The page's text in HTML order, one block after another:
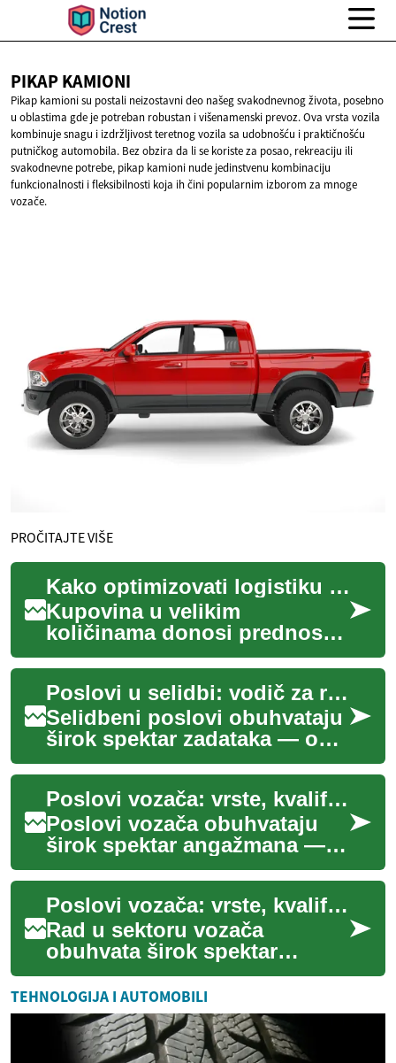
PIKAPKAMIONI
Pikap kamioni su postali neizostavni deo našeg svakodnevnog života, posebno
u oblastima gde je potreban robustan i višenamenski prevoz. Ova vrsta vozila
kombinuje snagu i izdržljivost teretnog vozila sa udobnošću i praktičnošću
putničkog automobila. Bez obzira da li se koriste za posao, rekreaciju ili
svakodnevne potrebe, pikap kamioni nude jedinstvenu kombinaciju
funkcionalnosti i fleksibilnosti koja ih čini popularnim izborom za mnoge
vozače.
PROČITAJTE VIŠE
Kako optimizovati logistiku pri kupovini u velikim količinama
Kupovina u velikim
količinama donosi prednosti
u pogledu nabavke i popusta,
ali često zahteva prilagođenu
logistiku. ...
Poslovi u selidbi: vodič za rad kao mover
Selidbeni poslovi obuhvataju
širok spektar zadataka — od
pakovanja i nošenja furniture
do koordinacije relocation
pro...
Poslovi vozača: vrste, kvalifikacije i očekivani prihodi
Poslovi vozača obuhvataju
širok spektar angažmana —
od privatnih usluga prevoza
do komercijalnih i javnih
angažmana. ...
Poslovi vozača: vrste, kvalifikacije i očekivani prihod
Rad u sektoru vozača
obuhvata širok spektar
aktivnosti — od vožnje
putničkih automobila u
privatnom sektoru do
upravl...
TEHNOLOGIJA I AUTOMOBILI